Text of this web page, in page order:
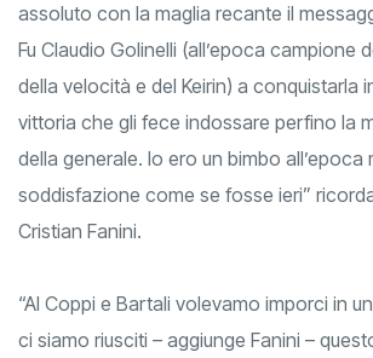
assoluto con la maglia recante il
Fu Claudio Golinelli (all’epoca campione
della velocità e del Keirin) a conquistarla
vittoria che gli fece indossare perfino la
della generale. Io ero un bimbo all’epoca
soddisfazione come se fosse ieri”
Cristian Fanini.
“Al Coppi e Bartali volevamo imporci in
ci siamo riusciti – aggiunge Fanini –